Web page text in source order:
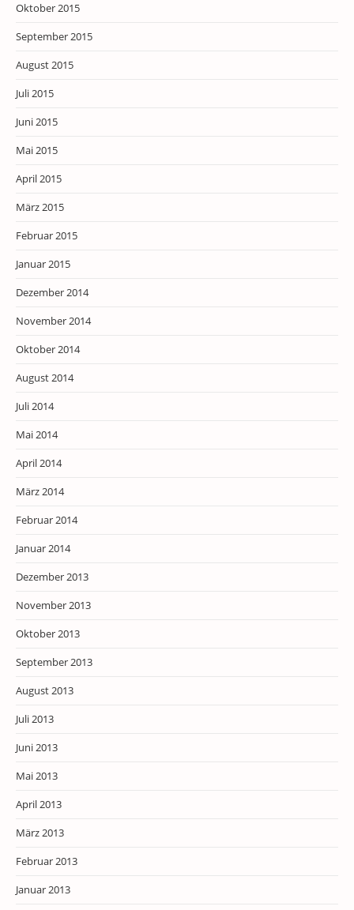
Oktober 2015
September 2015
August 2015
Juli 2015
Juni 2015
Mai 2015
April 2015
März 2015
Februar 2015
Januar 2015
Dezember 2014
November 2014
Oktober 2014
August 2014
Juli 2014
Mai 2014
April 2014
März 2014
Februar 2014
Januar 2014
Dezember 2013
November 2013
Oktober 2013
September 2013
August 2013
Juli 2013
Juni 2013
Mai 2013
April 2013
März 2013
Februar 2013
Januar 2013